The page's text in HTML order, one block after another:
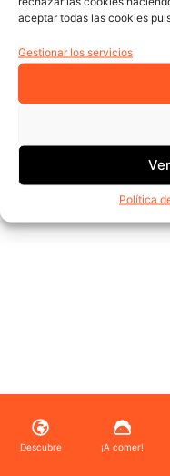
aceptar todas las cookies
Gestionar los servicios
Política
Descubre ¡A comer!